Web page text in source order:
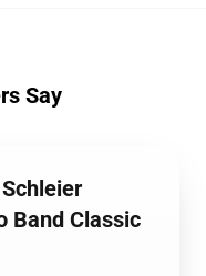
Say
Band Classic